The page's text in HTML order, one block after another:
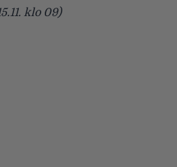
klo 09)